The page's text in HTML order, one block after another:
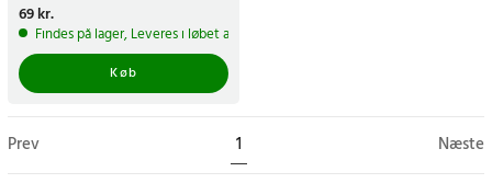
Pris:69 kr.
69 kr.
Findes på lager, Leveres i løbet af 1-2 hverdage
Køb
Prev 1 Næste